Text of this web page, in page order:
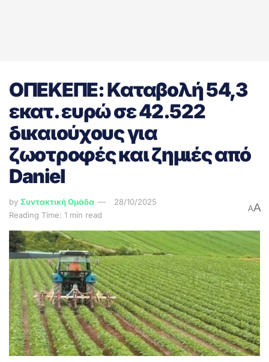
ΟΠΕΚΕΠΕ: Καταβολή 54,3
εκατ. ευρώ σε 42.522
δικαιούχους για
ζωοτροφές και ζημιές από
Daniel
by Συντακτική Ομάδα
28/10/2025
Reading Time: 1 min read
AA